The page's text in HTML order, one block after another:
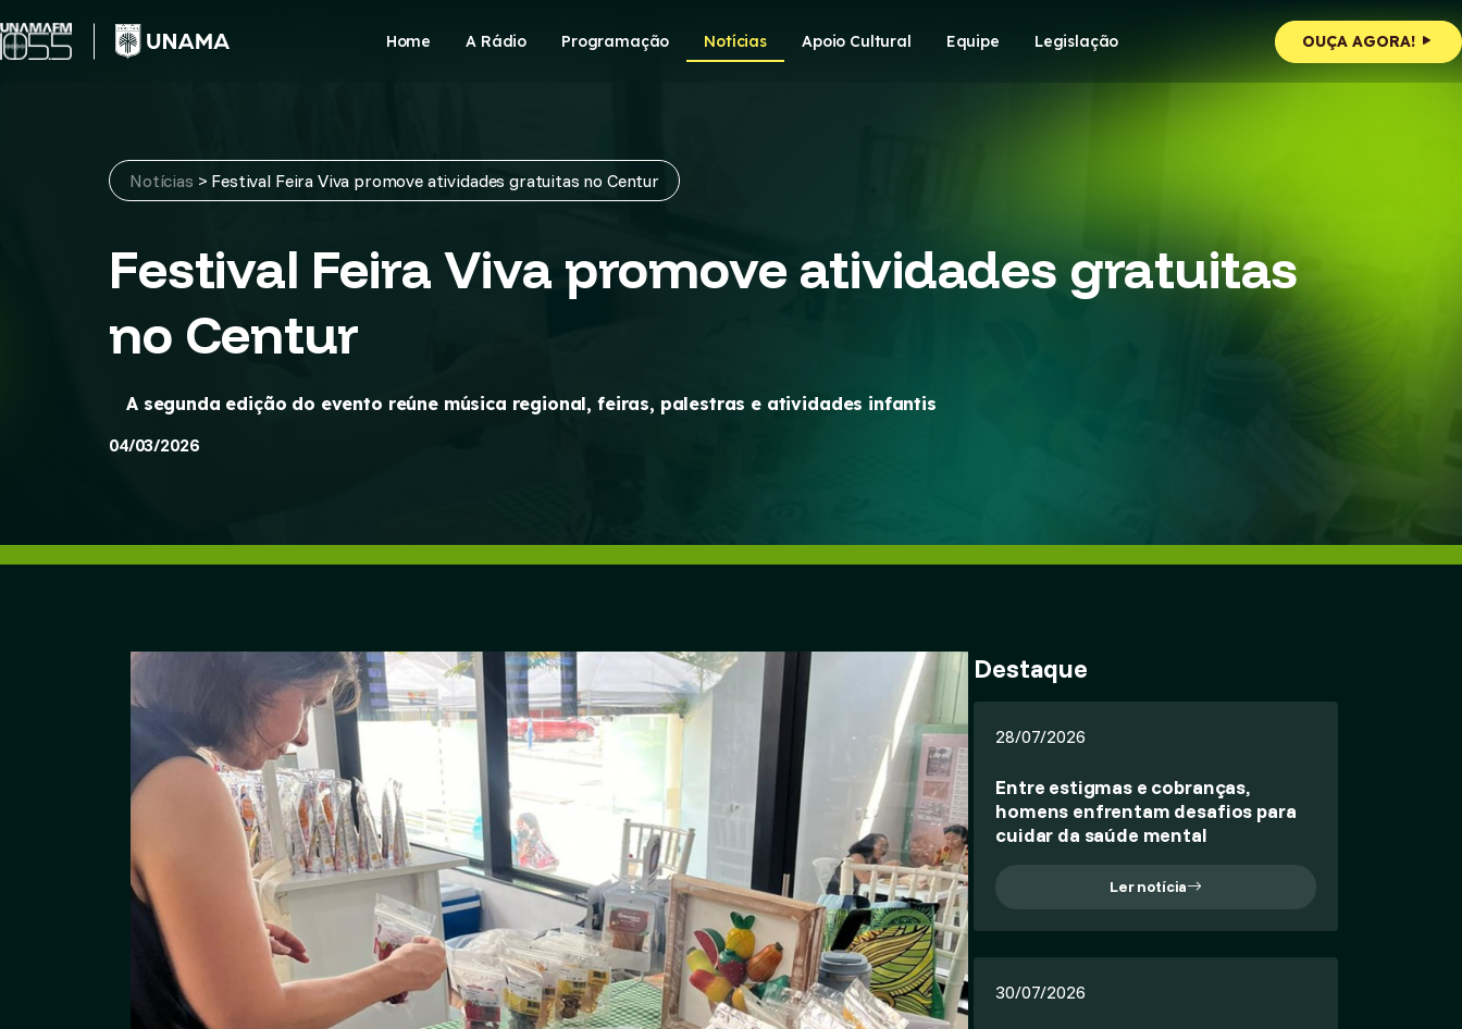
to
content
Home A Rádio Programação Notícias Apoio Cultural Equipe Legislação OUÇA AGORA!
Notícias > Festival Feira Viva promove atividades gratuitas no Centur
Festival Feira Viva promove atividades gratuitas
no Centur
A segunda edição do evento reúne música regional, feiras, palestras e atividades infantis
04/03/2026
Destaque
28/07/2026
Entre estigmas e cobranças,
homens enfrentam desafios para
cuidar da saúde mental
Ler notícia
30/07/2026